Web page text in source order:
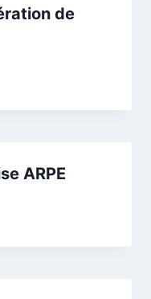
de
ARPE